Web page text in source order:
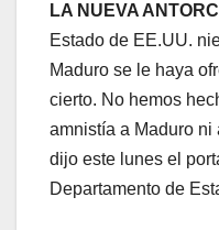
LA NUEVA
Estado de EE.UU.
Maduro se le haya
cierto. No hemos
amnistía a Maduro ni
dijo este lunes el
Departamento de